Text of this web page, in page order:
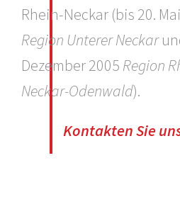
Rhein-Neckar (bis 20.
Region Unterer Neckar
Dezember 2005 Region
Neckar-Odenwald).
Kontakten Sie